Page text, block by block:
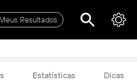
Meus Resultados
Estatísticas Dicas